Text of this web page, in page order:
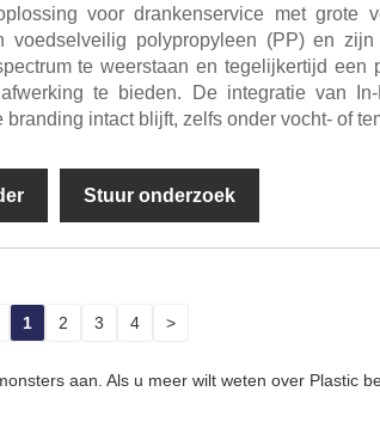
voor drankenservice met grote
voedselveilig polypropyleen (PP) en
te weerstaan ​​en tegelijkertijd een
te bieden. De integratie van
branding intact blijft, zelfs onder vocht- of
Stuur onderzoek
1 2 3 4 >
aan. Als u meer wilt weten over Plastic